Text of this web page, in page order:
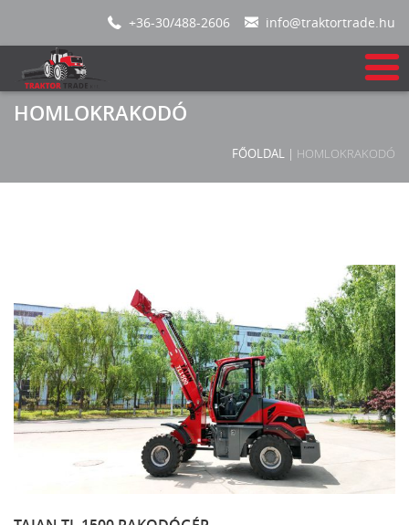
+36-30/488-2606 info@traktortrade.hu
HOMLOKRAKODÓ
FŐOLDAL | HOMLOKRAKODÓ